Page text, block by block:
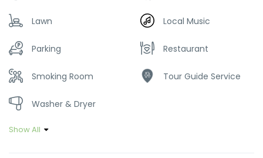
Lawn Local Music
Parking Restaurant
Smoking Room Tour Guide Service
Washer & Dryer
Show All